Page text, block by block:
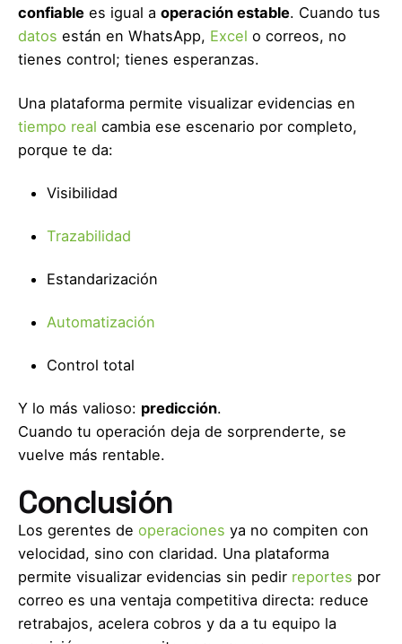
confiable es igual a operación estable. Cuando tus
datos están en WhatsApp, Excel o correos, no
tienes control; tienes esperanzas.
Una plataforma permite visualizar evidencias en
tiempo real cambia ese escenario por completo,
porque te da:
Visibilidad
Trazabilidad
Estandarización
Automatización
Control total
Y lo más valioso: predicción.
Cuando tu operación deja de sorprenderte, se
vuelve más rentable.
Conclusión
Los gerentes de operaciones ya no compiten con
velocidad, sino con claridad. Una plataforma
permite visualizar evidencias sin pedir reportes por
correo es una ventaja competitiva directa: reduce
retrabajos, acelera cobros y da a tu equipo la